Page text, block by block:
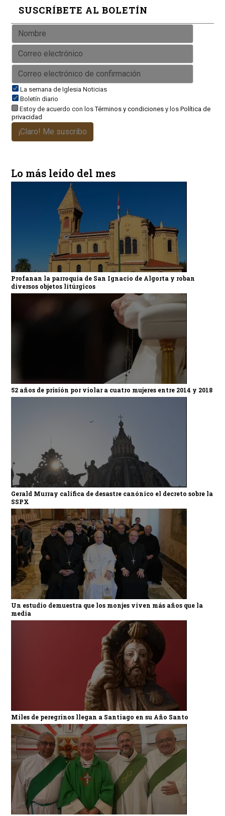
SUSCRÍBETE AL BOLETÍN
La semana de Iglesia Noticias
Boletín diario
Estoy de acuerdo con losTérminos y condicionesy los Política de
privacidad
¡Claro! Me suscribo
Lo más leído del mes
Profanan la parroquia de San Ignacio de Algorta y roban
diversos objetos litúrgicos
52 años de prisión por violar a cuatro mujeres entre 2014 y 2018
Gerald Murray califica de desastre canónico el decreto sobre la
SSPX
Un estudio demuestra que los monjes viven más años que la
media
Miles de peregrinos llegan a Santiago en su Año Santo